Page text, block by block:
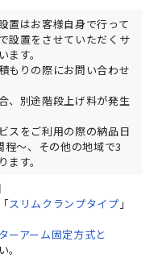
置はお客様自身で行って
設置をさせていただくサ
す。
もりの際にお問い合わせ
、別途階段上げ料が発生
スをご利用の際の納品日
～、その他の地域で3
す。
スリムクランプタイプ 」
ーアーム固定方式と